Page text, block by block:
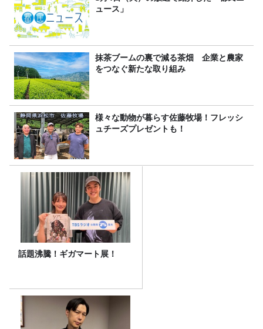
ュース」
抹茶ブームの裏で減る茶畑 企業と農家
をつなぐ新たな取り組み
様々な動物が暮らす佐藤牧場！フレッシ
ュチーズプレゼントも！
話題沸騰！ギガマート展！